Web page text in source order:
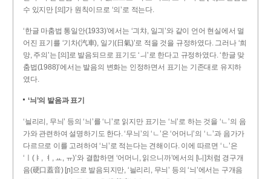
수 있지만 [의]가 원칙이므로 ‘의’로 적는다.
‘한글 마춤법 통일안(1933)’에서는 ‘긔챠, 일긔’와 같이 언어 현실에서 멀
어진 표기를 ‘기차(汽車), 일기(日氣)’로 적을 것을 규정하였다. 그러나 ‘희
망, 주의’는 [의]로 발음되므로 표기도 ‘ㅢ’로 한다고 규정하였다. ‘한글 맞
춤법(1988)’에서는 발음의 변화는 인정하면서 표기는 기존대로 유지하
였다.
‘늬’의 발음과 표기
‘늴리리, 무늬’ 등의 ‘늬’를 ‘니’로 읽지만 표기는 ‘늬’로 하는 것을 ‘ㄴ’의 음
가와 관련하여 설명하기도 한다. ‘무늬’의 ‘ㄴ’은 ‘어머니’의 ‘ㄴ’과 음가가
다르므로 이를 고려하여 ‘늬’로 적는다는 견해이다. 이에 따르면 ‘ㄴ’은
‘ㅣ(ㅑ, ㅕ, ㅛ, ㅠ)’와 결합하면 ‘어머니, 읽으니까’에서의 [니]처럼 경구개
음(硬口蓋音) [ɲ]으로 발음되지만, ‘늴리리, 무늬’ 등의 ‘늬’에서는 구개음